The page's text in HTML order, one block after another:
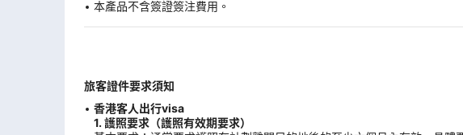
本產品不含簽證簽注費用。
旅客證件要求須知
香港客人出行visa
1. 護照要求（護照有效期要求）